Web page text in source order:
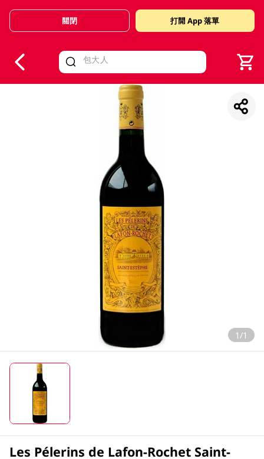
Valid Until 30 June 2026
關閉 打開 App 落單
1/1
Les Pélerins de Lafon-Rochet Saint-